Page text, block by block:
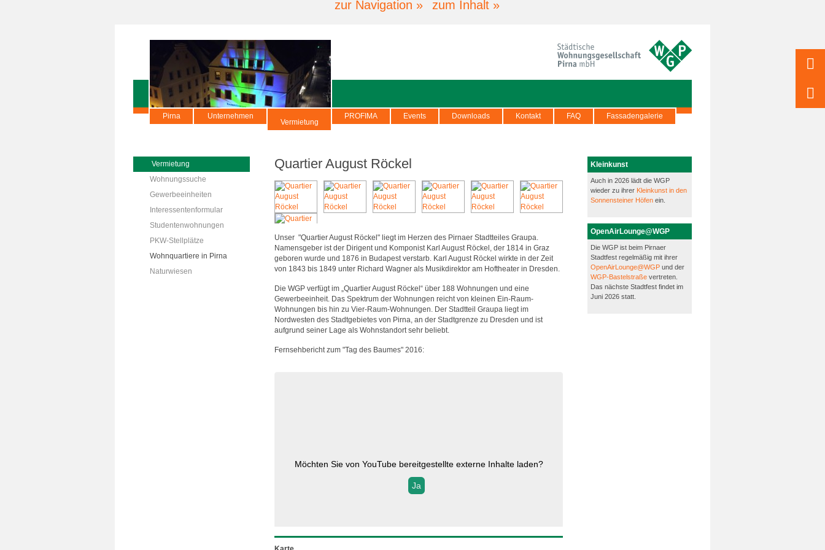
zur Navigation » zum Inhalt »
Pirna Unternehmen
Vermietung
PROFIMA Events Downloads Kontakt FAQ Fassadengalerie
Vermietung
Wohnungssuche
Gewerbeeinheiten
Interessentenformular
Studentenwohnungen
PKW-Stellplätze
Wohnquartiere in Pirna
Naturwiesen
Quartier August Röckel
Unser "Quartier August Röckel" liegt im Herzen des Pirnaer Stadtteiles Graupa.
Namensgeber ist der Dirigent und Komponist Karl August Röckel, der 1814 in Graz
geboren wurde und 1876 in Budapest verstarb. Karl August Röckel wirkte in der Zeit
von 1843 bis 1849 unter Richard Wagner als Musikdirektor am Hoftheater in Dresden.
Die WGP verfügt im „Quartier August Röckel“ über 188 Wohnungen und eine
Gewerbeeinheit. Das Spektrum der Wohnungen reicht von kleinen Ein-Raum-
Wohnungen bis hin zu Vier-Raum-Wohnungen. Der Stadtteil Graupa liegt im
Nordwesten des Stadtgebietes von Pirna, an der Stadtgrenze zu Dresden und ist
aufgrund seiner Lage als Wohnstandort sehr beliebt.
Fernsehbericht zum "Tag des Baumes" 2016:
Möchten Sie von YouTubebereitgestellte externe Inhalte laden?
Ja
Kleinkunst
Auch in 2026 lädt die WGP
wieder zu ihrer Kleinkunst in den
Sonnensteiner Höfen ein.
OpenAirLounge@WGP
Die WGP ist beim Pirnaer
Stadtfest regelmäßig mit ihrer
OpenAirLounge@WGP und der
WGP-Bastelstraße vertreten.
Das nächste Stadtfest findet im
Juni 2026 statt.